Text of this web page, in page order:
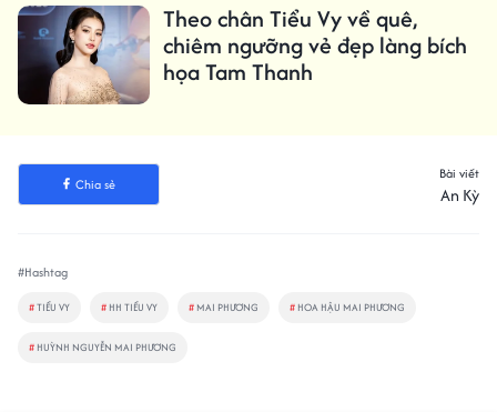
Theo chân Tiểu Vy về quê,
chiêm ngưỡng vẻ đẹp làng bích
họa Tam Thanh
Chia sẻ
Bài viết
An Kỳ
#Hashtag
#TIỂU VY # HH TIỂU VY # MAI PHƯƠNG # HOA HẬU MAI PHƯƠNG
# HUỲNH NGUYỄN MAI PHƯƠNG